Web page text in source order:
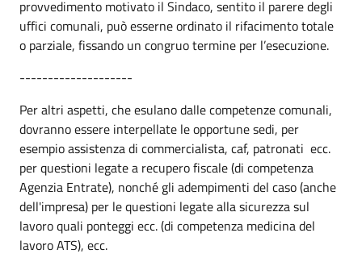
provvedimento motivato il Sindaco, sentito il parere degli
uffici comunali, può esserne ordinato il rifacimento totale
o parziale, fissando un congruo termine per l’esecuzione.
--------------------
Per altri aspetti, che esulano dalle competenze comunali,
dovranno essere interpellate le opportune sedi, per
esempio assistenza di commercialista, caf, patronati ecc.
per questioni legate a recupero fiscale (di competenza
Agenzia Entrate), nonché gli adempimenti del caso (anche
dell'impresa) per le questioni legate alla sicurezza sul
lavoro quali ponteggi ecc. (di competenza medicina del
lavoro ATS), ecc.